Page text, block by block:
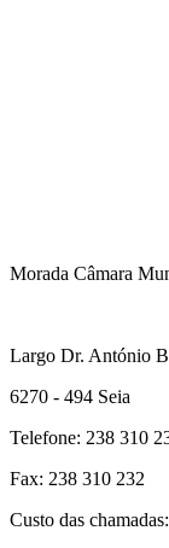
Morada Câmara
Largo Dr. António
6270 - 494 Seia
Telefone: 238 310
Fax: 238 310 232
Custo das